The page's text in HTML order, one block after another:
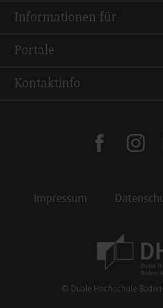
Informationen für
Portale
Kontaktinfo
facebook
Impressum
© Duale Hochschule